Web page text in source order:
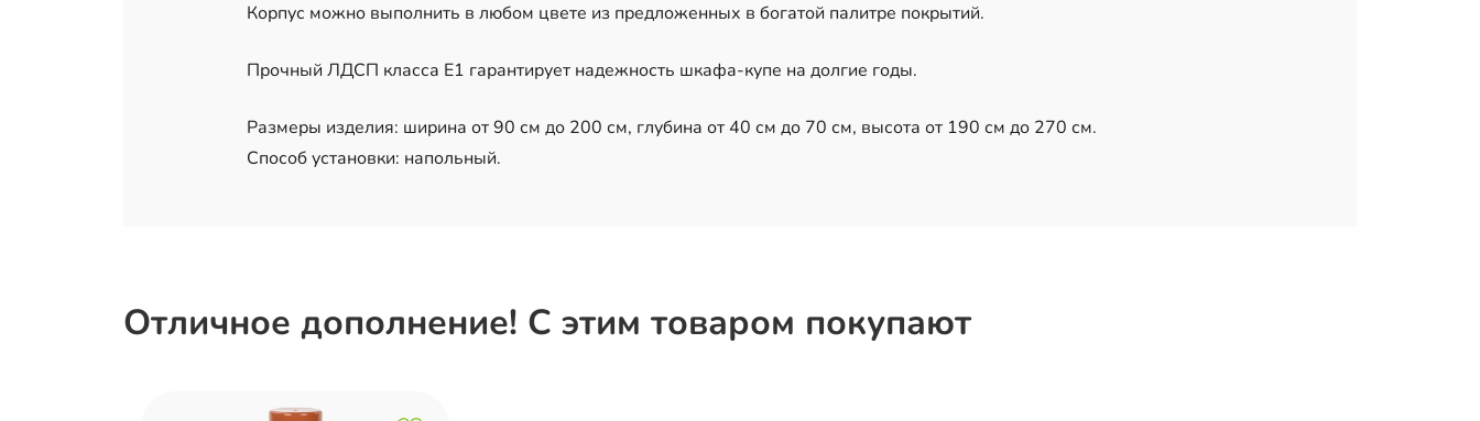
Корпус можно выполнить в любом цвете из предложенных в богатой палитре покрытий.
Прочный ЛДСП класса Е1 гарантирует надежность шкафа-купе на долгие годы.
Размеры изделия: ширина от 90 см до 200 см, глубина от 40 см до 70 см, высота от 190 см до 270 см.
Способ установки: напольный.
Отличное дополнение! С этим товаром покупают